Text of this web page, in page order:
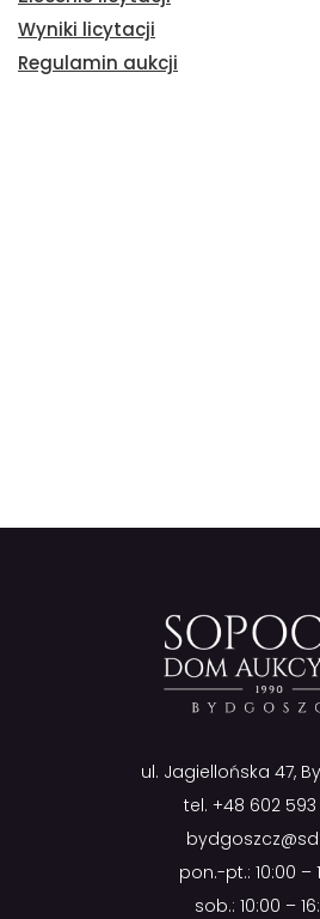
Wyniki licytacji
Regulamin aukcji
ul. Jagiellońska 47,
tel. +48 602
pon.-pt.: 10:00 –
sob.: 10:00 –